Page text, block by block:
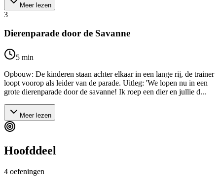
Meer lezen
3
Dierenparade door de Savanne
5 min
Opbouw: De kinderen staan achter elkaar in een lange rij, de trainer
loopt voorop als leider van de parade. Uitleg: 'We lopen nu in een
grote dierenparade door de savanne! Ik roep een dier en jullie d...
Meer lezen
Hoofddeel
4 oefeningen